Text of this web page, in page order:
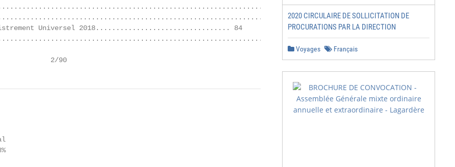
84
84
Universel 2018................................. 84
88
2/90
2020 CIRCULAIRE DE SOLLICITATION DE
PROCURATIONS PAR LA DIRECTION
Voyages Français